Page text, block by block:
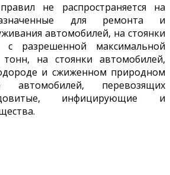
не распространяется на
для ремонта и
автомобилей, на стоянки
с разрешенной максимальной
на стоянки автомобилей,
и сжиженном природном
перевозящих
инфицирующие и